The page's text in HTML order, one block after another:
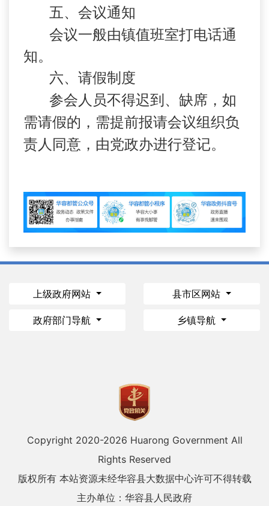
五、会议通知
会议一般由镇值班室打电话通
知。
六、请假制度
参会人员不得迟到、缺席，如
需请假的，需提前报请会议组织负
责人同意，由党政办进行登记。
上级政府网站 县市区网站
政府部门导航 乡镇导航
Copyright 2020-2026 Huarong Government All
Rights Reserved
版权所有 本站资源未经华容县大数据中心许可不得转载
主办单位：华容县人民政府